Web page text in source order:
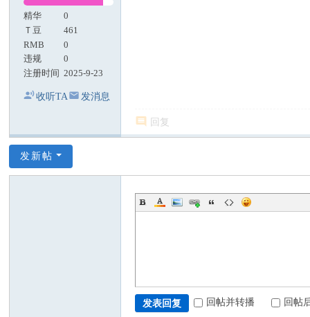
精华
0
Ｔ豆
461
RMB
0
违规
0
注册时间 2025-9-23
收听TA 发消息
回复
发新帖
发表回复 回帖并转播 回帖